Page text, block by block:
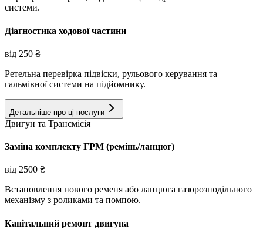
системи.
Діагностика ходової частини
від 250 ₴
Ретельна перевірка підвіски, рульового керування та
гальмівної системи на підйомнику.
Детальніше про ці послуги
Двигун та Трансмісія
Заміна комплекту ГРМ (ремінь/ланцюг)
від 2500 ₴
Встановлення нового ременя або ланцюга газорозподільного
механізму з роликами та помпою.
Капітальний ремонт двигуна